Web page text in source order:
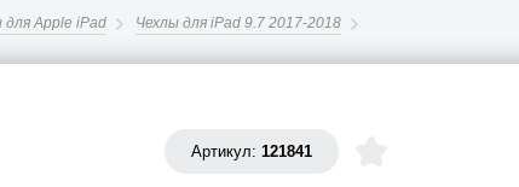
для Apple iPad Чехлы для iPad 9.7 2017-2018
Артикул:121841